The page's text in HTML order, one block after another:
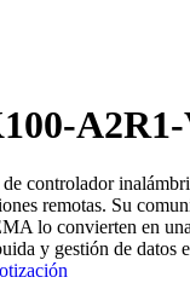
controlador
remotas. Su
lo convierten en
y gestión de datos